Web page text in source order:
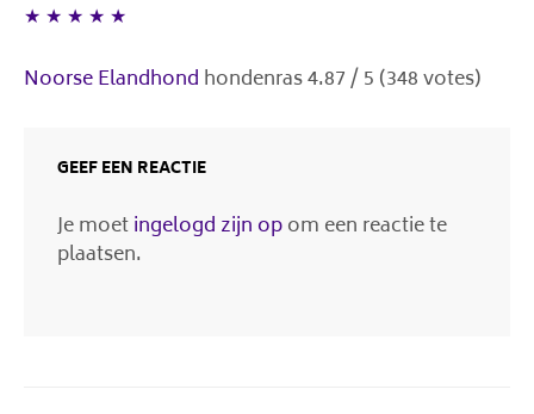
★ ★ ★ ★ ★
Noorse Elandhond hondenras4.87/5 (348votes)
GEEF EEN REACTIE
Je moetingelogd zijn opom een reactie te
plaatsen.